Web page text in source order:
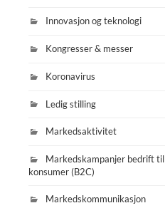
Innovasjon og teknologi
Kongresser & messer
Koronavirus
Ledig stilling
Markedsaktivitet
Markedskampanjer bedrift til
konsumer (B2C)
Markedskommunikasjon